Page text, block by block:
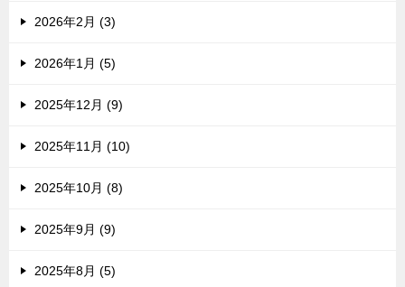
2026年2月 (3)
2026年1月 (5)
2025年12月 (9)
2025年11月 (10)
2025年10月 (8)
2025年9月 (9)
2025年8月 (5)